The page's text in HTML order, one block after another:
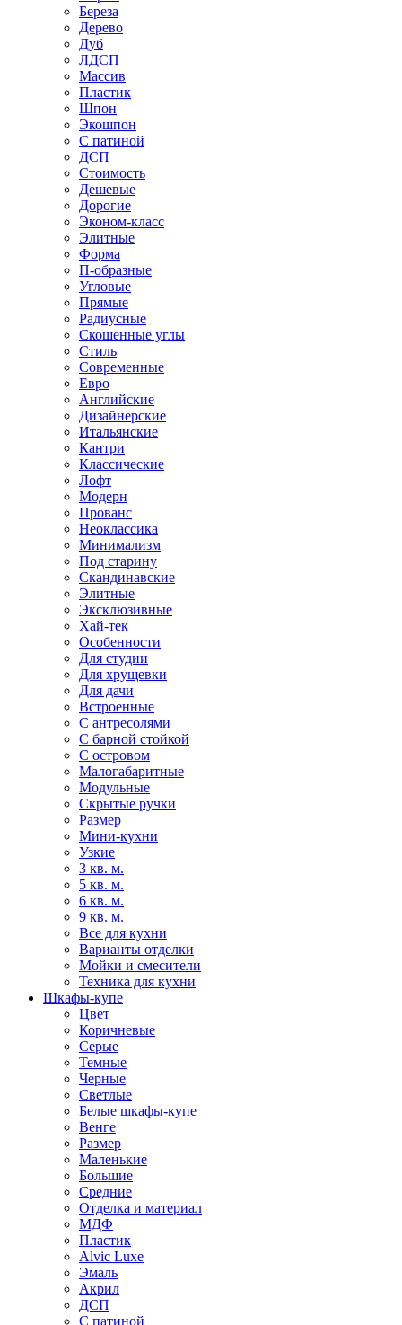
Береза
Дерево
Дуб
ЛДСП
Массив
Пластик
Шпон
Экошпон
С патиной
ДСП
Стоимость
Дешевые
Дорогие
Эконом-класс
Элитные
Форма
П-образные
Угловые
Прямые
Радиусные
Скошенные углы
Стиль
Современные
Евро
Английские
Дизайнерские
Итальянские
Кантри
Классические
Лофт
Модерн
Прованс
Неоклассика
Минимализм
Под старину
Скандинавские
Элитные
Эксклюзивные
Хай-тек
Особенности
Для студии
Для хрущевки
Для дачи
Встроенные
С антресолями
С барной стойкой
С островом
Малогабаритные
Модульные
Скрытые ручки
Размер
Мини-кухни
Узкие
3 кв. м.
5 кв. м.
6 кв. м.
9 кв. м.
Все для кухни
Варианты отделки
Мойки и смесители
Техника для кухни
Шкафы-купе
Цвет
Коричневые
Серые
Темные
Черные
Светлые
Белые шкафы-купе
Венге
Размер
Маленькие
Большие
Средние
Отделка и материал
МДФ
Пластик
Alvic Luxe
Эмаль
Акрил
ДСП
С патиной